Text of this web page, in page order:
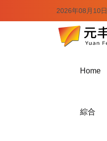
2026年08月10日
Home
綜合